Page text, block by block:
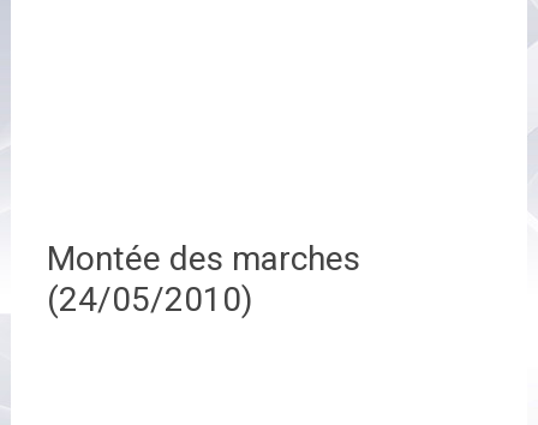
Montée des marches
(24/05/2010)